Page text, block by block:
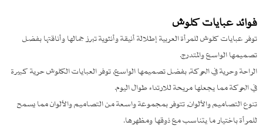
فوائد عبايات كلوش
توفر عبايات كلوش للمرأة العربية إطلالة أنيقة وأنثوية تبرز جمالها وأناقتها بفضل
تصميمها الواسع والمتدرج.
الراحة وحرية في الحركة, بفضل تصميمها الواسع, توفر العبايات الكلوش حرية كبيرة
في الحركة مما يجعلها مريحة للارتداء طوال اليوم.
تنوع التصاميم والألوان, تتوفر بمجموعة واسعة من التصاميم والألوان مما يسمح
للمرأة باختيار ما يتناسب مع ذوقها ومظهرها.